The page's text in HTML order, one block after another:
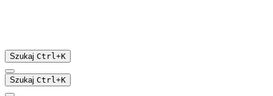
Szukaj Ctrl+K
Szukaj Ctrl+K